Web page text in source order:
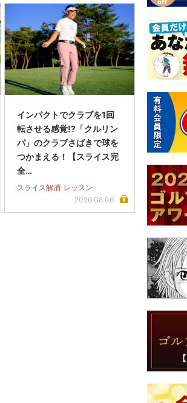
インパクトでクラブを1回
転させる感覚!?「クルリン
パ」のクラブさばきで球を
つかまえる！【スライス完
全…
スライス解消 レッスン
2026.08.06